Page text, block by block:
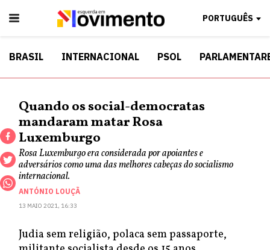
PORTUGUÊS
BRASIL INTERNACIONAL PSOL
Quando os social-democratas
mandaram matar Rosa
Luxemburgo
Rosa Luxemburgo era considerada por apoiantes e
adversários como uma das melhores cabeças do socialismo
internacional.
ANTÓNIO LOUÇÃ
13 MAIO 2021, 16:33
Judia sem religião, polaca sem passaporte,